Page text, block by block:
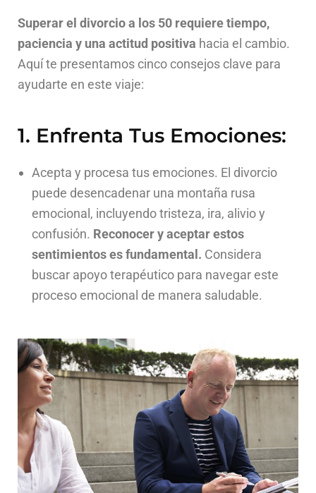
Superar el divorcio a los 50 requiere tiempo,
paciencia y una actitud positiva hacia el cambio.
Aquí te presentamos cinco consejos clave para
ayudarte en este viaje:
1. Enfrenta Tus Emociones:
Acepta y procesa tus emociones. El divorcio
puede desencadenar una montaña rusa
emocional, incluyendo tristeza, ira, alivio y
confusión. Reconocer y aceptar estos
sentimientos es fundamental. Considera
buscar apoyo terapéutico para navegar este
proceso emocional de manera saludable.